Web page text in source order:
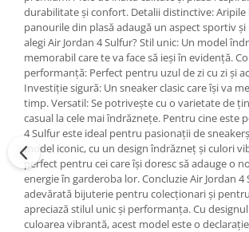
durabilitate și confort. Detalii distinctive: Aripile
panourile din plasă adaugă un aspect sportiv și
alegi Air Jordan 4 Sulfur? Stil unic: Un model
memorabil care te va face să ieși în evidență.
performanță: Perfect pentru uzul de zi cu zi și
Investiție sigură: Un sneaker clasic care își va
timp. Versatil: Se potrivește cu o varietate de
casual la cele mai îndrăznețe. Pentru cine este
4 Sulfur este ideal pentru pasionații de
model iconic, cu un design îndrăzneț și culori
perfect pentru cei care își doresc să adauge o
energie în garderoba lor. Concluzie Air Jordan 4
adevărată bijuterie pentru colecționari și
apreciază stilul unic și performanța. Cu
culoarea vibrantă, acest model este o